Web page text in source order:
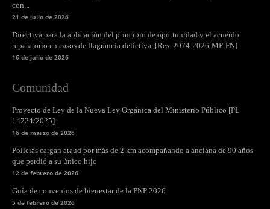
con...
21 de julio de 2026
Directiva para la aplicación del principio de oportunidad y el acuerdo
reparatorio en casos de flagrancia delictiva. [Res. 2074-2026-MP-FN]
16 de julio de 2026
Comunidad
Proyecto de Ley de la Nueva Ley Orgánica del Ministerio Público [PL
14224/2025]
16 de marzo de 2026
Policías cargan ataúd por más de 2 km acompañando a anciana de 90 años
que perdió a su único hijo
12 de febrero de 2026
Guía de convenios de bienestar de la PNP 2026
5 de febrero de 2026